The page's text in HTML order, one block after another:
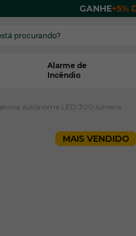
GANHE+5%
Alarme de
Incêndio
autônoma LED 300 lúmens
MAIS VENDIDO